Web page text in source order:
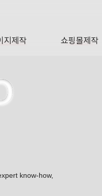
지제작 쇼핑몰제작
know-how,